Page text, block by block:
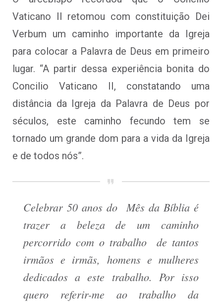
Vaticano II retomou com constituição Dei
Verbum um caminho importante da Igreja
para colocar a Palavra de Deus em primeiro
lugar. “A partir dessa experiência bonita do
Concilio Vaticano II, constatando uma
distância da Igreja da Palavra de Deus por
séculos, este caminho fecundo tem se
tornado um grande dom para a vida da Igreja
e de todos nós”.
Celebrar 50 anos do Mês da Bíblia é
trazer a beleza de um caminho
percorrido com o trabalho de tantos
irmãos e irmãs, homens e mulheres
dedicados a este trabalho. Por isso
quero referir-me ao trabalho da